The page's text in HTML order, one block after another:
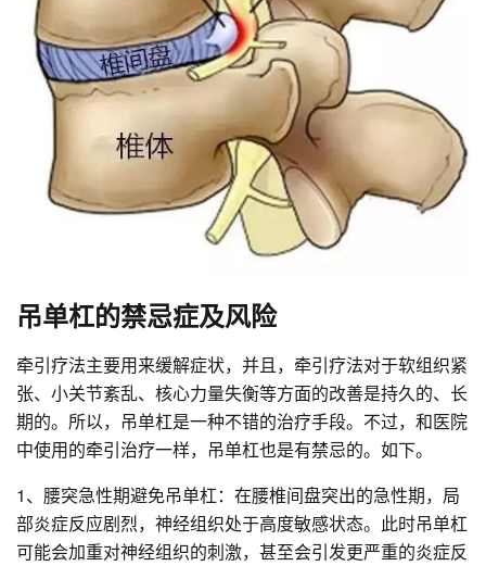
吊单杠的禁忌症及风险
牵引疗法主要用来缓解症状，并且，牵引疗法对于软组织紧
张、小关节紊乱、核心力量失衡等方面的改善是持久的、长
期的。所以，吊单杠是一种不错的治疗手段。不过，和医院
中使用的牵引治疗一样，吊单杠也是有禁忌的。如下。
1、腰突急性期避免吊单杠：在腰椎间盘突出的急性期，局
部炎症反应剧烈，神经组织处于高度敏感状态。此时吊单杠
可能会加重对神经组织的刺激，甚至会引发更严重的炎症反